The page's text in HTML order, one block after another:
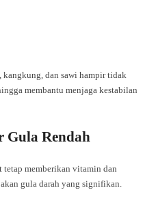
dan sawi hampir tidak
membantu menjaga kestabilan
Gula Rendah
tetap memberikan vitamin dan
gula darah yang signifikan.